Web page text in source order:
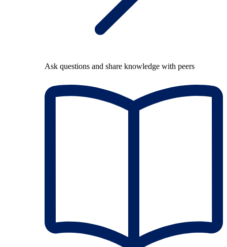
Ask questions and share knowledge with peers